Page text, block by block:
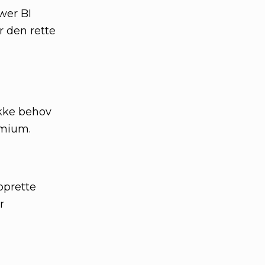
BI
den rette
behov